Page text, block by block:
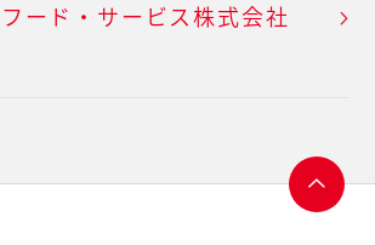
ード・ サービス株式会社